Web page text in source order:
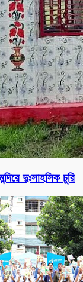
দুঃসাহসিক চুরি